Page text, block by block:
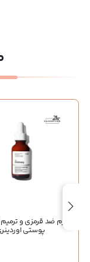
سرم ضد قرمزی و
پوستی